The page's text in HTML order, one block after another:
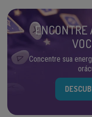
ENCONTRE
Concentre sua